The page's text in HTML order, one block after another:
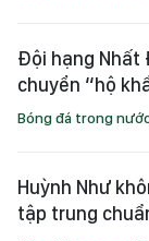
Đội hạng Nhất
chuyển “hộ
Bóng đá trong
Huỳnh Như
tập trung